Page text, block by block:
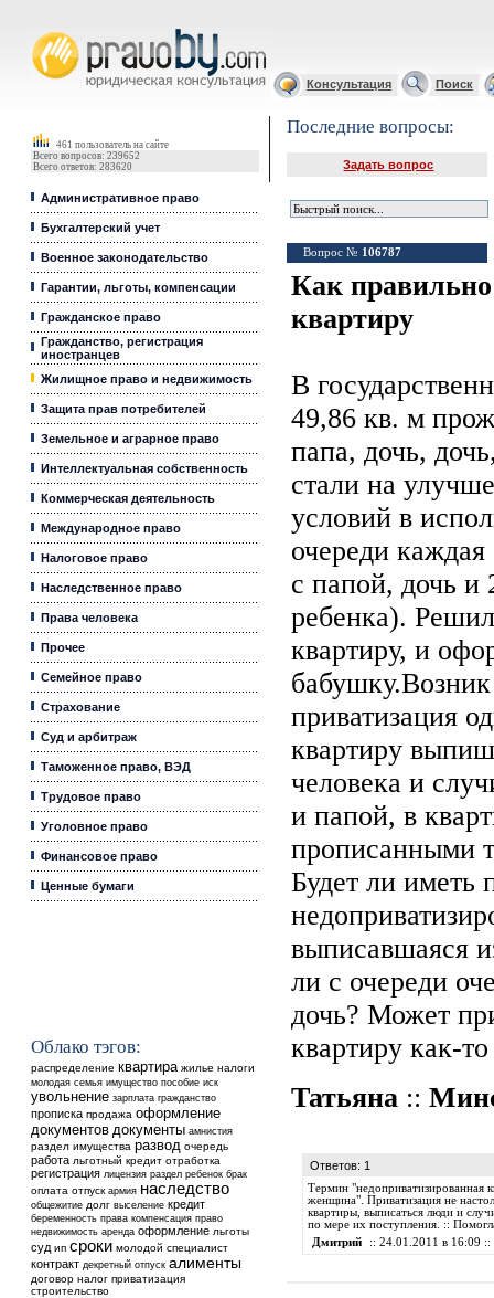
Консультация Поиск
461 пользователь на сайте
Всего вопросов: 239652
Всего ответов: 283620
Административное право
Бухгалтерский учет
Военное законодательство
Гарантии, льготы, компенсации
Гражданское право
Гражданство, регистрация
иностранцев
Жилищное право и недвижимость
Защита прав потребителей
Земельное и аграрное право
Интеллектуальная собственность
Коммерческая деятельность
Международное право
Налоговое право
Наследственное право
Права человека
Прочее
Семейное право
Страхование
Суд и арбитраж
Таможенное право, ВЭД
Трудовое право
Уголовное право
Финансовое право
Ценные бумаги
Облако тэгов:
распределение квартира жилье налоги
молодая семья имущество пособие иск
увольнение зарплата гражданство
прописка продажа оформление
документов документы амнистия
раздел имущества развод очередь
работа льготный кредит отработка
регистрация лицензия раздел ребенок брак
оплата отпуск армия наследство
общежитие долг выселение кредит
беременность права компенсация право
недвижимость аренда оформление льготы
суд ип сроки молодой специалист
контракт декретный отпуск алименты
договор налог приватизация
строительство
Последние вопросы:
Задать вопрос
Вопрос № 106787
Как правильно
квартиру
В
49,86 кв. м
папа, дочь,
стали на
условий в
очереди
с папой, дочь и
ребенка).
квартиру, и
приватизация
квартиру
человека и
и папой, в
прописанными
Будет ли иметь
выписавшаяся
ли с очереди
дочь? Может
квартиру как-
Татьяна ::
Ответов: 1
Термин "недоприватизированная
женщина". Приватизация не
квартиры, выписаться люди и
по мере их поступления. ::
Дмитрий
:: 24.01.2011 в 16:09 ::